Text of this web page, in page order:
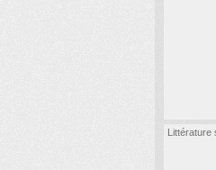
Littérature